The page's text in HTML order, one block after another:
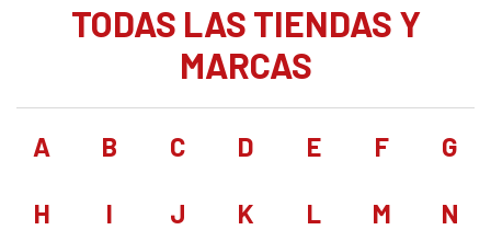
TODAS LAS TIENDAS Y
MARCAS
A B C D E F G
H I J K L M N